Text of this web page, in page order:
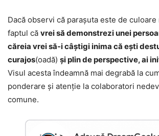
Dacă observi că parașuta este de
faptul că vrei să demonstrezi unei
căreia vrei să-i câștigi inima că ești
curajos(oadă) și plin de perspective, ai
Visul acesta îndeamnă mai degrabă la
ponderare și atenție la colaboratori
comune.